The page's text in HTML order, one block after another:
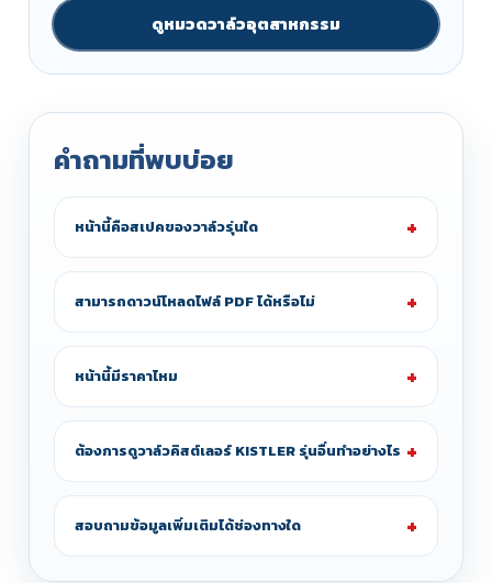
ดูหมวดวาล์วอุตสาหกรรม
คำถามที่พบบ่อย
หน้านี้คือสเปคของวาล์วรุ่นใด
สามารถดาวน์โหลดไฟล์ PDF ได้หรือไม่
หน้านี้มีราคาไหม
ต้องการดูวาล์วคิสต์เลอร์ KISTLER รุ่นอื่นทำอย่างไร
สอบถามข้อมูลเพิ่มเติมได้ช่องทางใด